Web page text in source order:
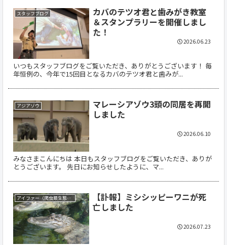
スタッフブログ
カバのテツオ君と歯みがき教室
＆スタンプラリーを開催しまし
た！
いつもスタッフブログをご覧いただき、ありがとうございます！ 毎
年恒例の、今年で15回目となるカバのテツオ君と歯みが...
2026.06.23
アジアゾウ
マレーシアゾウ3頭の同居を再開
しました
みなさまこんにちは 本日もスタッフブログをご覧いただき、ありが
とうございます。 先日にお知らせしたように、マ...
2026.06.10
アイファー（爬虫類生態館）
【訃報】ミシシッピーワニが死
亡しました
2026.07.23